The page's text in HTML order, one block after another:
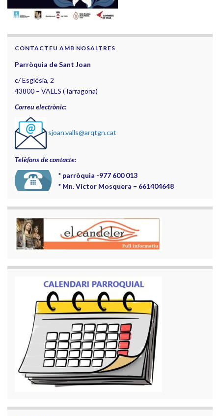
CONTACTEU AMB NOSALTRES
Parròquia de Sant Joan
c/ Església, 2
43800 – VALLS (Tarragona)
Correu electrònic:
sjoan.valls@arqtgn.cat
Telèfons de contacte:
* parròquia -977 600 013
* Mn. Víctor Mosquera – 661404648